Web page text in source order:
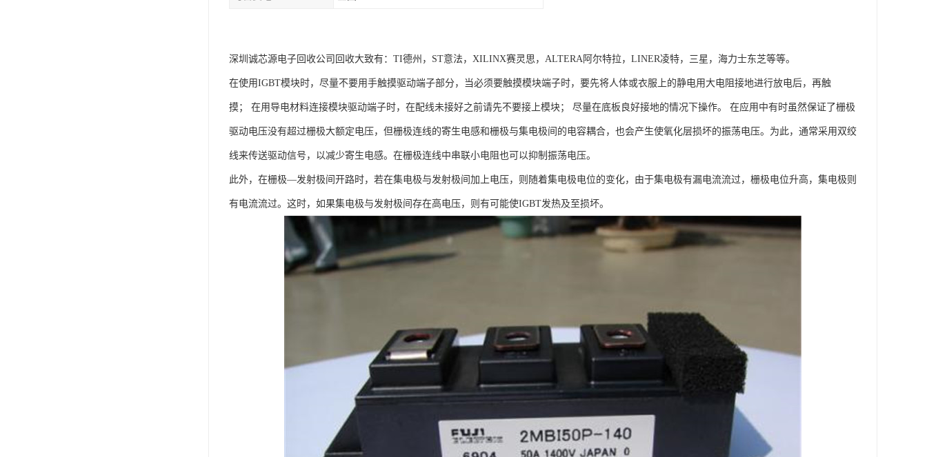
深圳诚芯源电子回收公司回收大致有：TI德州，ST意法，XILINX赛灵思，ALTERA阿尔特拉，LINER凌特，三星，海力士东芝等等。
在使用IGBT模块时，尽量不要用手触摸驱动端子部分，当必须要触摸模块端子时，要先将人体或衣服上的静电用大电阻接地进行放电后，再触
摸； 在用导电材料连接模块驱动端子时，在配线未接好之前请先不要接上模块； 尽量在底板良好接地的情况下操作。 在应用中有时虽然保证了栅极
驱动电压没有超过栅极大额定电压，但栅极连线的寄生电感和栅极与集电极间的电容耦合，也会产生使氧化层损坏的振荡电压。为此，通常采用双绞
线来传送驱动信号，以减少寄生电感。在栅极连线中串联小电阻也可以抑制振荡电压。
此外，在栅极—发射极间开路时，若在集电极与发射极间加上电压，则随着集电极电位的变化，由于集电极有漏电流流过，栅极电位升高，集电极则
有电流流过。这时，如果集电极与发射极间存在高电压，则有可能使IGBT发热及至损坏。